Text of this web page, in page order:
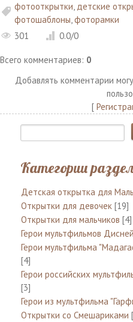
фотооткрытки, детские
фотошаблоны,фоторамки
301
0.0/0
Всего комментариев: 0
Добавлять комментарии
[
Категории
Детская открытка для
Открытки для девочек [19]
Открытки для мальчиков [4]
Герои мультфильмов
Герои мультфильма
[4]
Герои российских
[3]
Герои из мультфильма
Открытки со Смешариками